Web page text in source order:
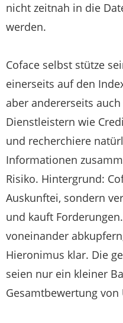
nicht zeitnah in die
werden.
Coface selbst stütze
einerseits auf den
aber andererseits
Dienstleistern wie
und recherchiere
Informationen
Risiko. Hintergrund:
Auskunftei, sondern
und kauft
voneinander
Hieronimus klar. Die
seien nur ein kleiner
Gesamtbewertung